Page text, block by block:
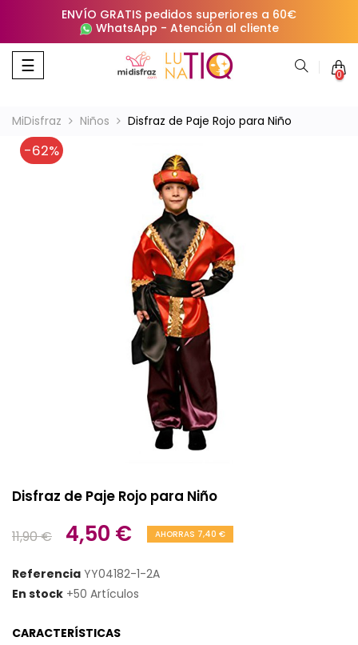
ENVÍO GRATIS pedidos superiores a 60€
WhatsApp - Atención al cliente
Navegación
de
☰ 0
MiDisfraz Niños Disfraz de Paje Rojo para Niño
-62%
Disfraz de Paje Rojo para Niño
11,90 € 4,50 € AHORRAS 7,40 €
Referencia YY04182-1-2A
En stock +50 Artículos
CARACTERÍSTICAS